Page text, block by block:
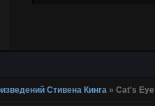
Стивена Кинга »Cat's Eye